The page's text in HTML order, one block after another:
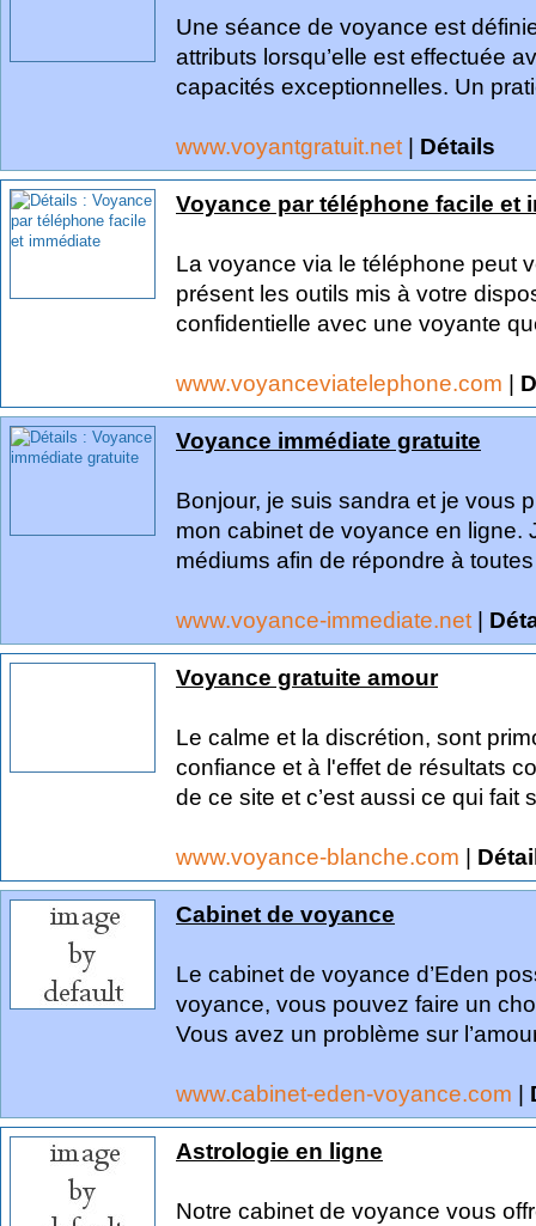
Une séance de voyance est
attributs lorsqu’elle est effectuée
capacités exceptionnelles. Un
www.voyantgratuit.net | Détails
Voyance par téléphone facile et
La voyance via le téléphone peut
présent les outils mis à votre
confidentielle avec une voyante
www.voyanceviatelephone.com |
Voyance immédiate gratuite
Bonjour, je suis sandra et je vous
mon cabinet de voyance en ligne.
médiums afin de répondre à
www.voyance-immediate.net |
Voyance gratuite amour
Le calme et la discrétion, sont
confiance et à l'effet de résultats
de ce site et c’est aussi ce qui fait
www.voyance-blanche.com |
Cabinet de voyance
Le cabinet de voyance d’Eden
voyance, vous pouvez faire un
Vous avez un problème sur
www.cabinet-eden-voyance.com |
Astrologie en ligne
Notre cabinet de voyance vous